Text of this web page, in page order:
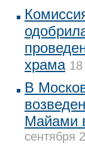
храма
В
Майами
сентября